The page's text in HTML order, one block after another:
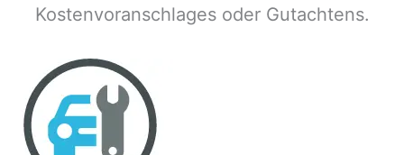
Kostenvoranschlages oder Gutachtens.